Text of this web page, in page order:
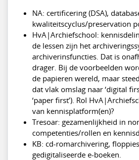
NA: certificering (DSA),
kwaliteitscyclus/preservation
HvA|Archiefschool:
de lessen zijn het
archiverinsfuncties. Dat is
drager. Bij de voorbeelden
de papieren wereld, maar
dat vlak omslag naar ‘digital
‘paper first’). Rol
van kennisplatform(en)?
Tresoar: gezamenlijkheid in
competenties/rollen en
KB: cd-romarchivering,
gedigitaliseerde e-boeken.